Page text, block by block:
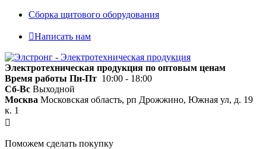
Сборка щитового оборудования
Написать нам
Электротехническая продукция по оптовым ценам
Время работы Пн-Пт 10:00 - 18:00
Сб-Вс Выходной
Москва Московская область, рп Дрожжино, Южная ул, д. 19
к. 1
Поможем сделать покупку